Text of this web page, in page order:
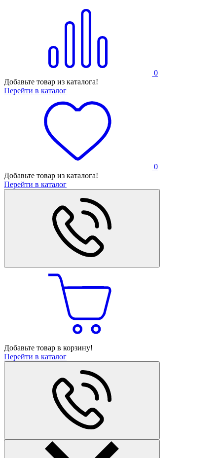
0
Добавьте товар из каталога!
Перейти в каталог
0
Добавьте товар из каталога!
Перейти в каталог
Добавьте товар в корзину!
Перейти в каталог